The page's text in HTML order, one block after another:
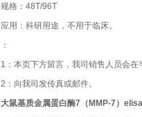
规格：48T/96T
应用：科研用途，不用于临床。
：
1：本页下方留言，我司销售人员会在
2：向我司发传真或邮件。
大鼠基质金属蛋白酶7（MMP-7）